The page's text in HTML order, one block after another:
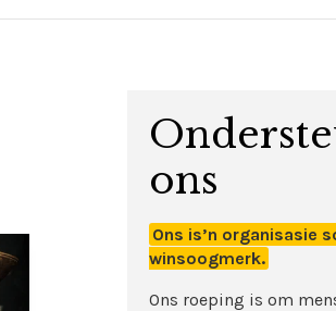
ons
Ons is’n organisasie
winsoogmerk.
Ons roeping is om